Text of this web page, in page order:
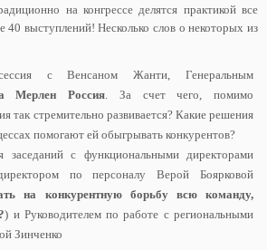
на конгрессе делятся практикой все
выступлений! Несколько слов о некоторых из
с Венсаном Жанти, Генеральным
Мерлен Россия. За счет чего, помимо
так стремительно развивается? Какие решения
помогают ей обыгрывать конкурентов?
с функциональными директорами
по персоналу Верой Боярковой
на конкурентную борьбу всю команду,
) и Руководителем по работе с региональными
Зинченко